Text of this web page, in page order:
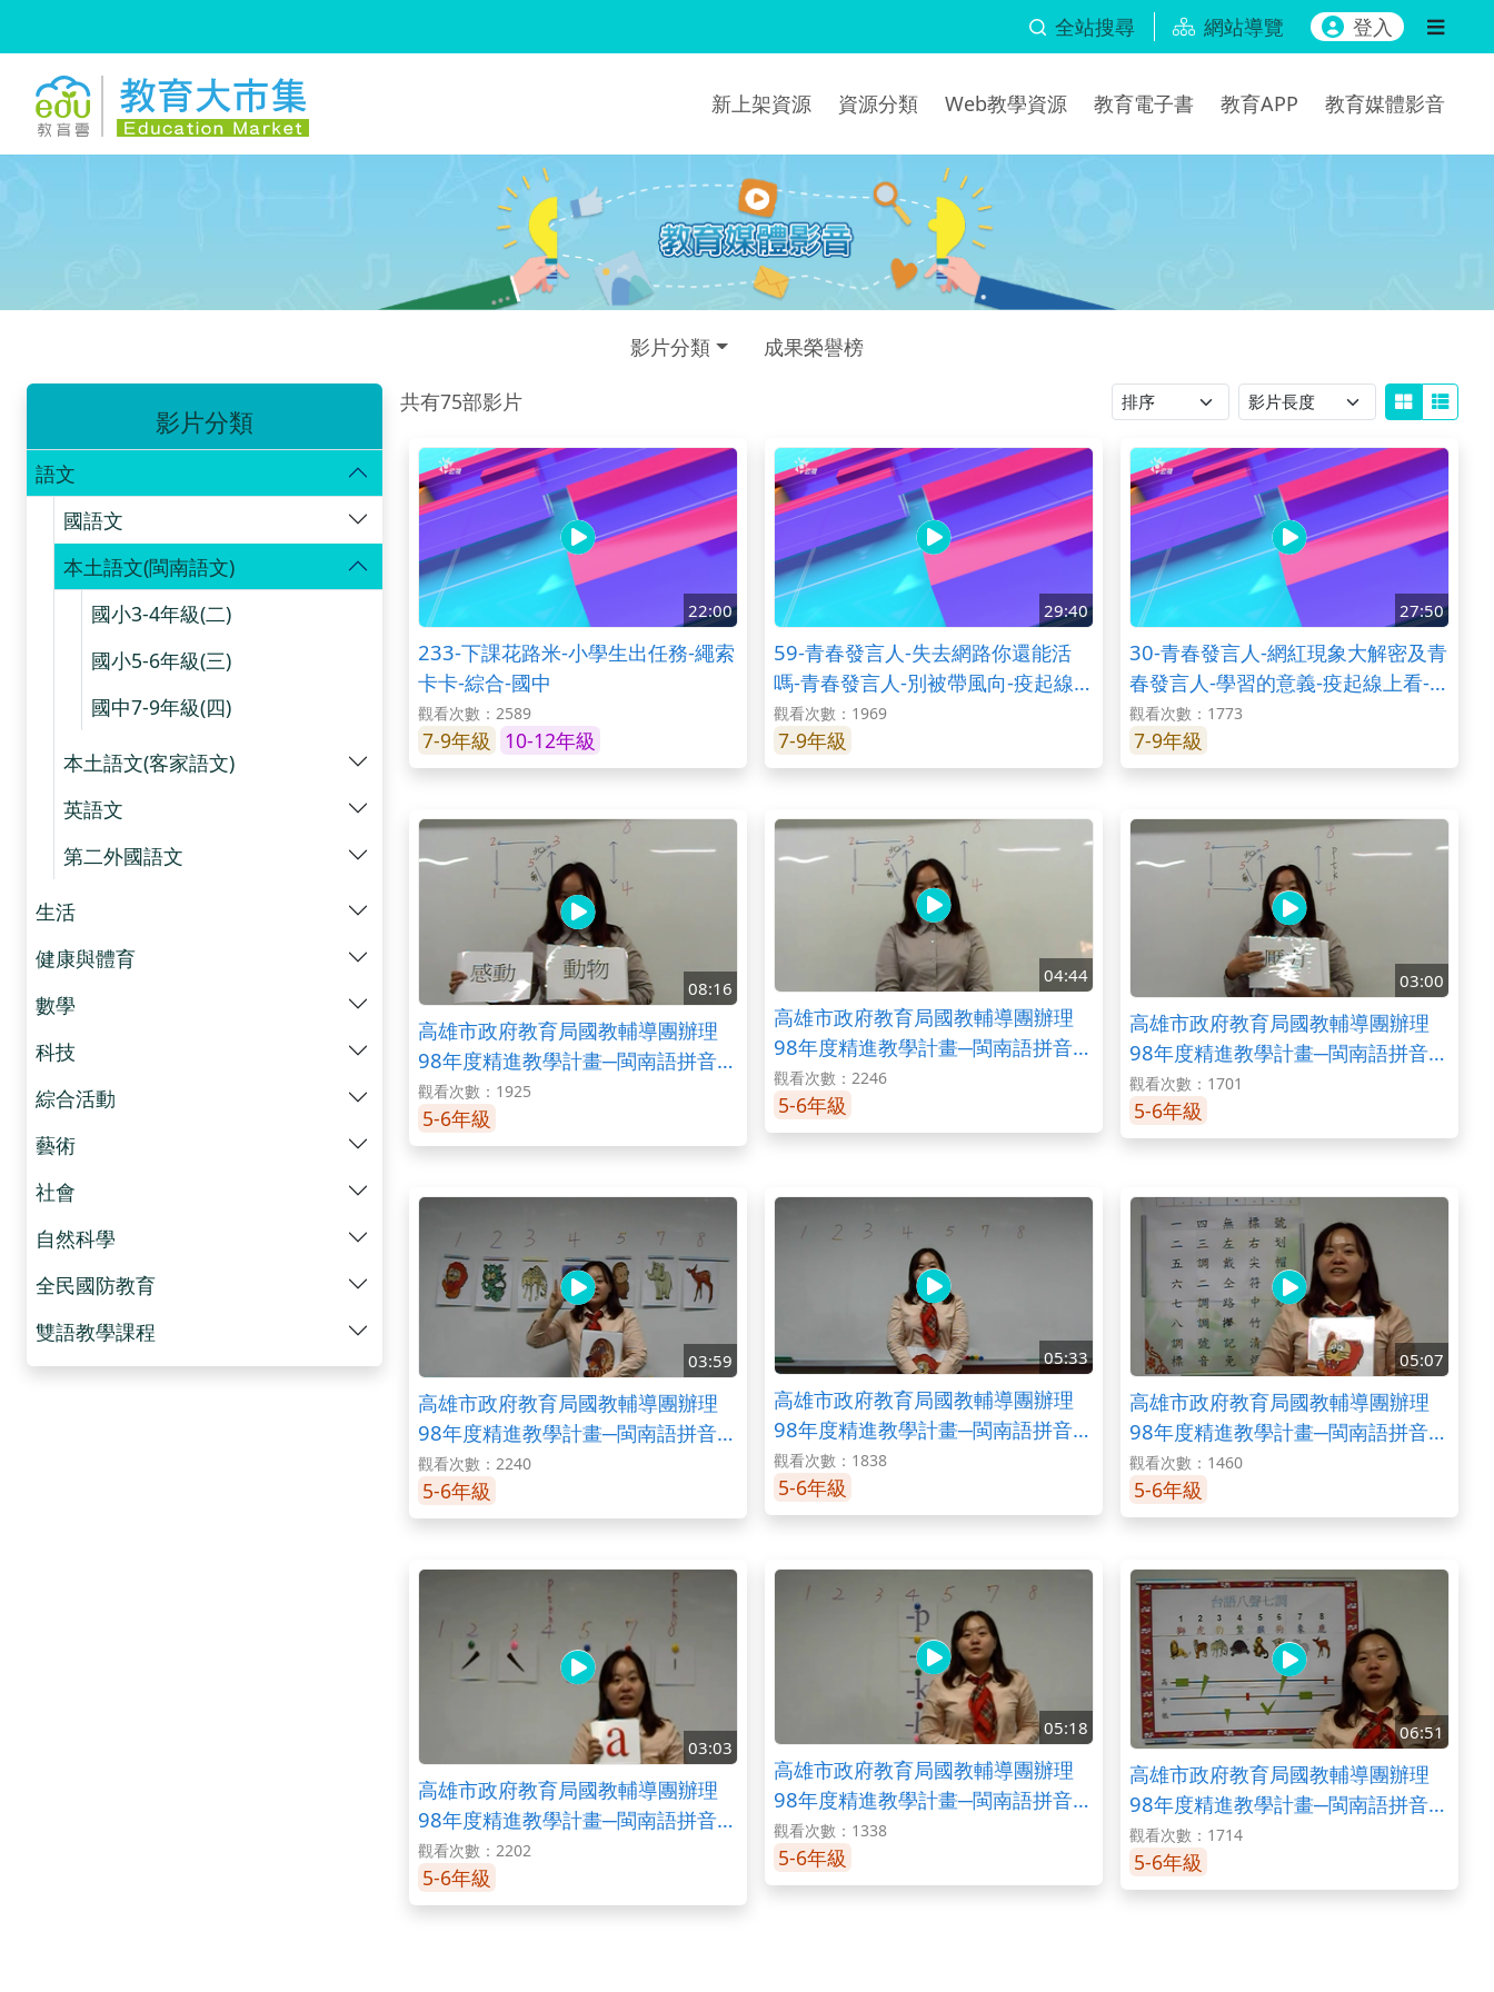
全站搜尋 網站導覽 登入
新上架資源 資源分類 Web教學資源 教育電子書 教育APP 教育媒體影音
影片分類 成果榮譽榜
影片分類
語文
國語文
本土語文(閩南語文)
國小3-4年級(二)
國小5-6年級(三)
國中7-9年級(四)
本土語文(客家語文)
英語文
第二外國語文
生活
健康與體育
數學
科技
綜合活動
藝術
社會
自然科學
全民國防教育
雙語教學課程
共有75部影片 排序 影片長度
22:00
233-下課花路米-小學生出任務-繩索
卡卡-綜合-國中
觀看次數：2589
7-9年級 10-12年級
29:40
59-青春發言人-失去網路你還能活
嗎-青春發言人-別被帶風向-疫起線上
看-綜合-國中
觀看次數：1969
7-9年級
27:50
30-青春發言人-網紅現象大解密及青
春發言人-學習的意義-疫起線上看-綜
合-國中
觀看次數：1773
7-9年級
08:16
高雄市政府教育局國教輔導團辦理
98年度精進教學計畫─閩南語拼音教
學之變調規則二
觀看次數：1925
5-6年級
04:44
高雄市政府教育局國教輔導團辦理
98年度精進教學計畫─閩南語拼音教
學之變調規則一
觀看次數：2246
5-6年級
03:00
高雄市政府教育局國教輔導團辦理
98年度精進教學計畫─閩南語拼音教
學之變調(入聲變調與口訣)
觀看次數：1701
5-6年級
03:59
高雄市政府教育局國教輔導團辦理
98年度精進教學計畫─閩南語拼音教
學之聲調練習二
觀看次數：2240
5-6年級
05:33
高雄市政府教育局國教輔導團辦理
98年度精進教學計畫─閩南語拼音教
學之聲調練習一
觀看次數：1838
5-6年級
05:07
高雄市政府教育局國教輔導團辦理
98年度精進教學計畫─閩南語拼音教
學之聲調(標調口訣)
觀看次數：1460
5-6年級
03:03
高雄市政府教育局國教輔導團辦理
98年度精進教學計畫─閩南語拼音教
學之聲調(標號位置)
觀看次數：2202
5-6年級
05:18
高雄市政府教育局國教輔導團辦理
98年度精進教學計畫─閩南語拼音教
學之聲調(標號方式)
觀看次數：1338
5-6年級
06:51
高雄市政府教育局國教輔導團辦理
98年度精進教學計畫─閩南語拼音教
學之聲調(八聲七調的紹介)
觀看次數：1714
5-6年級